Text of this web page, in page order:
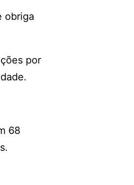
obriga
por
68